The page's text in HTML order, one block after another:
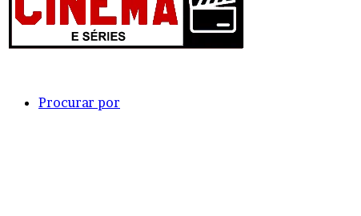
Procurar por